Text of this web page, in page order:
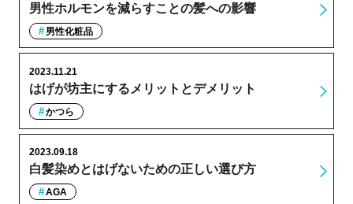
男性ホルモンを減らすことの髪への影響
男性化粧品
はげが坊主にするメリットとデメリット
2023.11.21
かつら
白髪染めとはげないための正しい選び方
2023.09.18
AGA